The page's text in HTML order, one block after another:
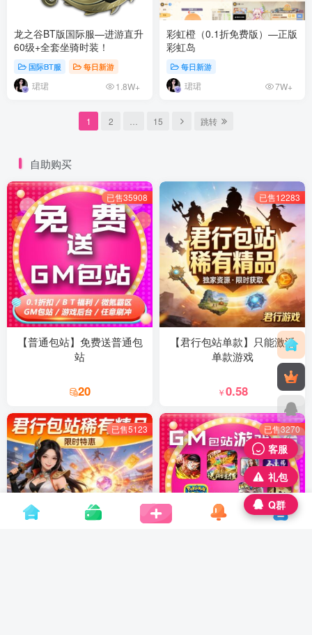
龙之谷BT版国际服—进游直升
60级+全套坐骑时装！
国际BT服 每日新游
珺珺 1.8W+
彩虹橙（0.1折免费版）—正版
彩虹岛
每日新游
珺珺 7W+
1 2 15 跳转
自助购买
已售35908
【普通包站】免费送普通包
站
20
已售12283
【君行包站单款】只能激活
单款游戏
￥0.58
已售5123 已售3270
客服
99+
Q群
礼包